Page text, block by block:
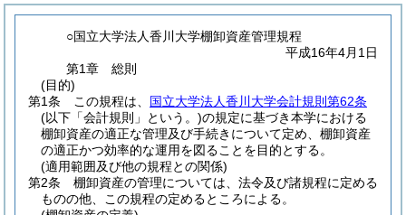
○国立大学法人香川大学棚卸資産管理規程
平成16年4月1日
第1章
総則
(目的)
第1条
この規程は、 国立大学法人香川大学会計規則第62条
(以下「会計規則」という。)の規定に基づき本学における
棚卸資産の適正な管理及び手続きについて定め、棚卸資産
の適正かつ効率的な運用を図ることを目的とする。
(適用範囲及び他の規程との関係)
第2条
棚卸資産の管理については、法令及び諸規程に定める
ものの他、この規程の定めるところによる。